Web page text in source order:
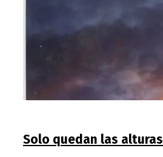
Solo quedan las alturas